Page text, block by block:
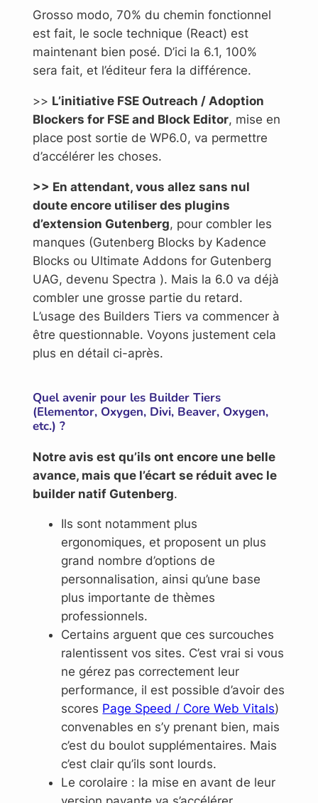
Grosso modo, 70% du chemin fonctionnel
est fait, le socle technique (React) est
maintenant bien posé. D’ici la 6.1, 100%
sera fait, et l’éditeur fera la différence.
>> L’initiative FSE Outreach / Adoption
Blockers for FSE and Block Editor, mise en
place post sortie de WP6.0, va permettre
d’accélérer les choses.
>> En attendant, vous allez sans nul
doute encore utiliser des plugins
d’extension Gutenberg, pour combler les
manques (Gutenberg Blocks by Kadence
Blocks ou Ultimate Addons for Gutenberg
UAG, devenu Spectra ). Mais la 6.0 va déjà
combler une grosse partie du retard.
L’usage des Builders Tiers va commencer à
être questionnable. Voyons justement cela
plus en détail ci-après.
Quel avenir pour les Builder Tiers
(Elementor, Oxygen, Divi, Beaver, Oxygen,
etc.) ?
Notre avis est qu’ils ont encore une belle
avance, mais que l’écart se réduit avec le
builder natif Gutenberg.
Ils sont notamment plus
ergonomiques, et proposent un plus
grand nombre d’options de
personnalisation, ainsi qu’une base
plus importante de thèmes
professionnels.
Certains arguent que ces surcouches
ralentissent vos sites. C’est vrai si vous
ne gérez pas correctement leur
performance, il est possible d’avoir des
scores Page Speed / Core Web Vitals)
convenables en s’y prenant bien, mais
c’est du boulot supplémentaires. Mais
c’est clair qu’ils sont lourds.
Le corolaire : la mise en avant de leur